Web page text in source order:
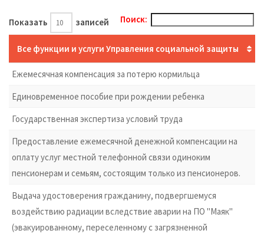
Показать записей Поиск:
Все функции и услуги Управления социальной защиты
Ежемесячная компенсация за потерю кормильца
Единовременное пособие при рождении ребенка
Государственная экспертиза условий труда
Предоставление ежемесячной денежной компенсации на
оплату услуг местной телефонной связи одиноким
пенсионерам и семьям, состоящим только из пенсионеров.
Выдача удостоверения гражданину, подвергшемуся
воздействию радиации вследствие аварии на ПО "Маяк"
(эвакуированному, переселенному с загрязненной